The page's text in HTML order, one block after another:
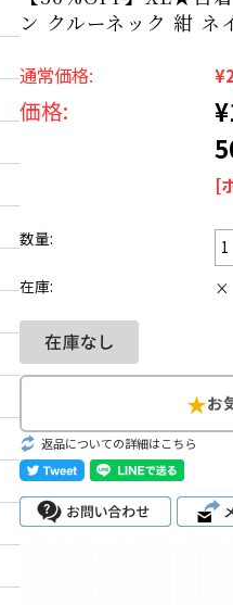
ン クルーネック 紺
通常価格:
価格:
[
数量:
在庫:
×
返品についての詳細はこちら